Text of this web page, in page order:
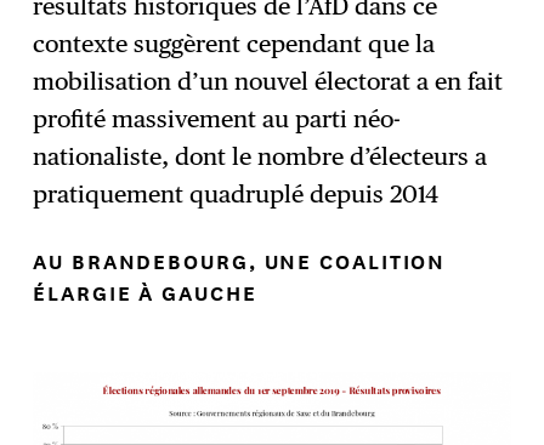
contexte suggèrent cependant que la
mobilisation d’un nouvel électorat a en fait
profité massivement au parti néo-
nationaliste, dont le nombre d’électeurs a
pratiquement quadruplé depuis 2014
AU BRANDEBOURG, UNE COALITION
ÉLARGIE À GAUCHE